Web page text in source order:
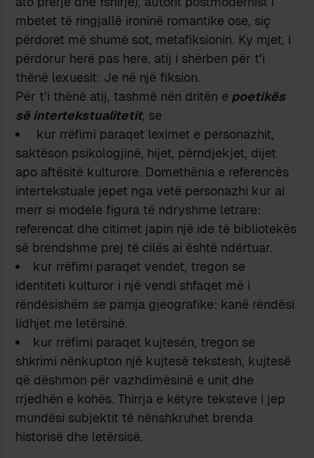
mbetet të ringjallë ironinë romantike ose, siç
përdoret më shumë sot, metafiksionin. Ky mjet, i
përdorur herë pas here, atij i shërben për t’i
thënë lexuesit: Je në një fiksion.
Për t’i thënë atij, tashmë nën dritën e poetikës
së intertekstualitetit, se
kur rrëfimi paraqet leximet e personazhit,
saktëson psikologjinë, hijet, përndjekjet, dijet
apo aftësitë kulturore. Domethënia e referencës
intertekstuale jepet nga vetë personazhi kur ai
merr si modele figura të ndryshme letrare:
referencat dhe citimet japin një ide të bibliotekës
së brendshme prej të cilës ai është ndërtuar.
kur rrëfimi paraqet vendet, tregon se
identiteti kulturor i një vendi shfaqet më i
rëndësishëm se pamja gjeografike: kanë rëndësi
lidhjet me letërsinë.
kur rrëfimi paraqet kujtesën, tregon se
shkrimi nënkupton një kujtesë tekstesh, kujtesë
që dëshmon për vazhdimësinë e unit dhe
rrjedhën e kohës. Thirrja e këtyre teksteve i jep
mundësi subjektit të nënshkruhet brenda
historisë dhe letërsisë.